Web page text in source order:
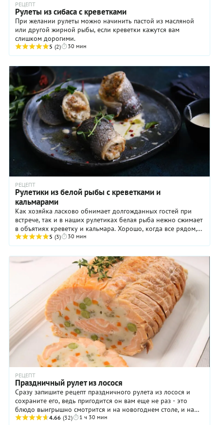
РЕЦЕПТ
Рулеты из сибаса с креветками
При желании рулеты можно начинить пастой из масляной
или другой жирной рыбы, если креветки кажутся вам
слишком дорогими.
5 (2) 30 мин
РЕЦЕПТ
Рулетики из белой рыбы с креветками и
кальмарами
Как хозяйка ласково обнимает долгожданных гостей при
встрече, так и в наших рулетиках белая рыба нежно сжимает
в объятиях креветку и кальмара. Хорошо, когда все рядом,
все вместе, под одной крышкой.
5 (3) 30 мин
РЕЦЕПТ
Праздничный рулет из лосося
Сразу запишите рецепт праздничного рулета из лосося и
сохраните его, ведь пригодится он вам еще не раз - это
блюдо выигрышно смотрится и на новогоднем столе, и на
званом ужине в честь дня рождения, и ...
4.66 (32) 1 ч 30 мин